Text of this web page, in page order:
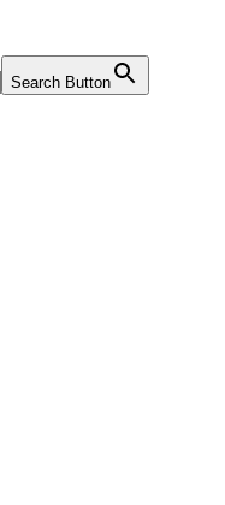
Search Button